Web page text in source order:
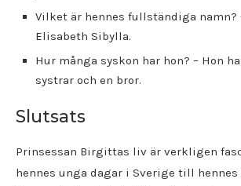
Vilket är hennes fullständiga namn?
Elisabeth Sibylla.
Hur många syskon har hon? – Hon
systrar och en bror.
Slutsats
Prinsessan Birgittas liv är verkligen
hennes unga dagar i Sverige till hennes